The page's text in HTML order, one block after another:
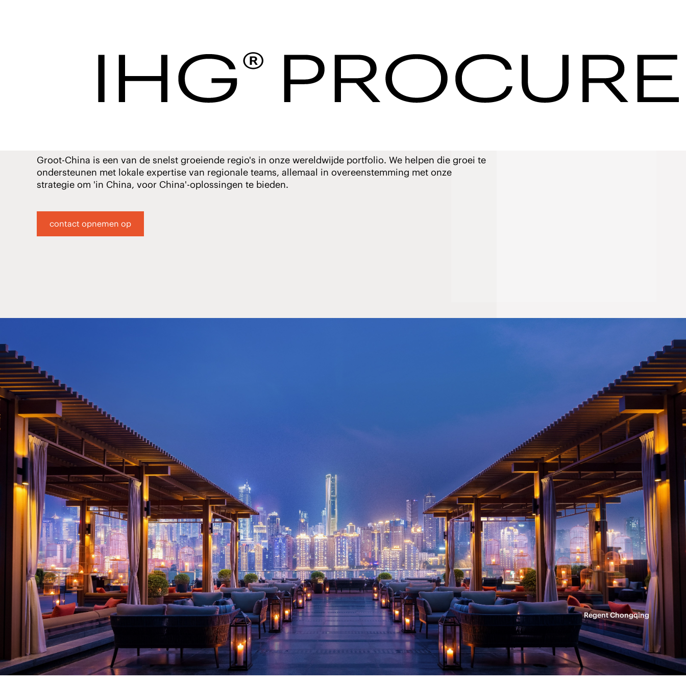
In dienst van Groot-
Groot-China is een van de snelst groeiende regio's in onze wereldwijde portfolio. We helpen die groei te
ondersteunen met lokale expertise van regionale teams, allemaal in overeenstemming met onze
strategie om 'in China, voor China'-oplossingen te bieden.
contact opnemen op
Regent Chongqing